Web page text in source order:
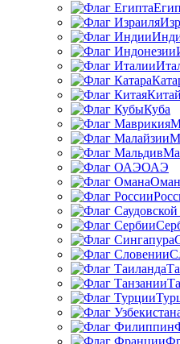
Китай
Куба
ОАЭ
Оман